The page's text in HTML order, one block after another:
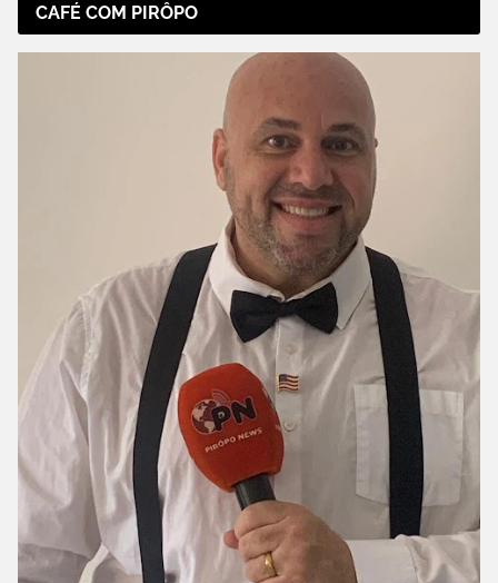
CAFÉ COM PIRÔPO